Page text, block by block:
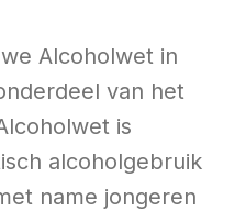
Alcoholwet in
van het
is
alcoholgebruik
name jongeren